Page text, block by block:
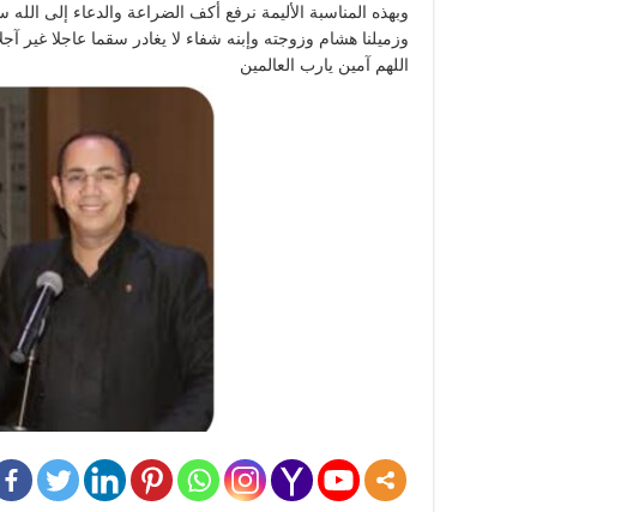
وبهذه المناسبة الأليمة نرفع أكف الضراعة والدعاء إلى
وزميلنا هشام وزوجته وإبنه شفاء لا يغادر سقما عاجلا غير
اللهم آمين يارب العالمين